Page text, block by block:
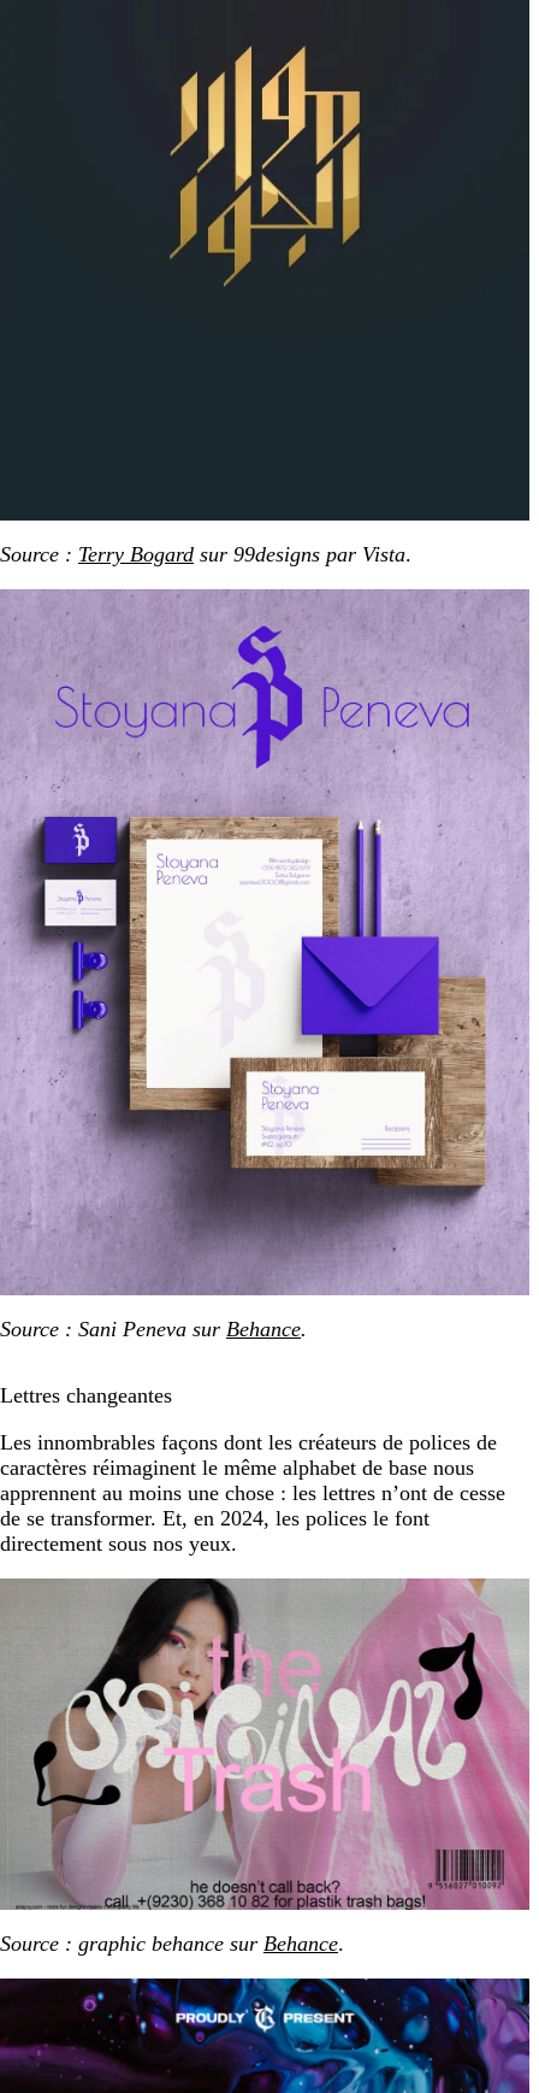
Source : ​​Terry Bogard sur 99designs par Vista.
Source : Sani Peneva sur Behance.
Lettres changeantes
Les innombrables façons dont les créateurs de polices de
caractères réimaginent le même alphabet de base nous
apprennent au moins une chose : les lettres n’ont de cesse
de se transformer. Et, en 2024, les polices le font
directement sous nos yeux.
Source : graphic behance sur Behance.